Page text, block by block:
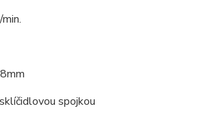
spojkou